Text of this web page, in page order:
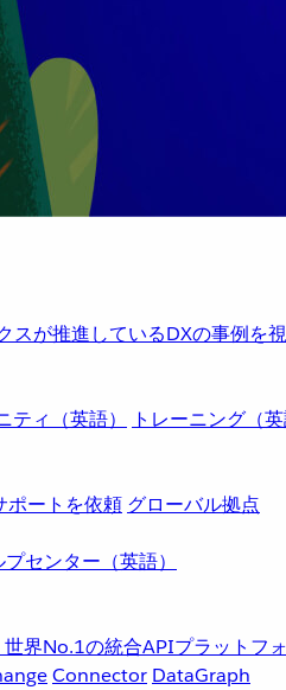
スが推進しているDXの事例を
ティ（英語） トレーニング（英
ポートを依頼 グローバル拠点
センター（英語）
世界No.1の統合APIプラットフ
Connector DataGraph